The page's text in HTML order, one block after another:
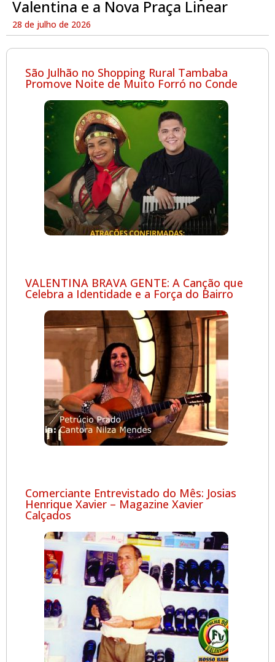
Valentina e a Nova Praça Linear
28 de julho de 2026
São Julhão no Shopping Rural Tambaba
Promove Noite de Muito Forró no Conde
VALENTINA BRAVA GENTE: A Canção que
Celebra a Identidade e a Força do Bairro
Comerciante Entrevistado do Mês: Josias
Henrique Xavier – Magazine Xavier
Calçados